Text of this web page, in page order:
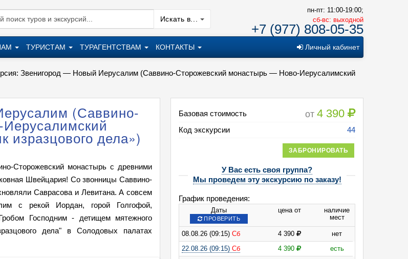
Искать в...
пн-пт: 11:00-19:00;
cб-вс: выходной
+7 (977) 808-05-35
ТУРИСТАМ ТУРАГЕНТСТВАМ КОНТАКТЫ Личный кабинет
Звенигород — Новый Иерусалим (Саввино-Сторожевский монастырь — Ново-Иерусалимский
Базовая стоимость от 4 390
Код экскурсии 44
ЗАБРОНИРОВАТЬ
У Вас есть своя группа?
Мы проведем эту экскурсию по заказу!
График проведения:
Даты
ПРОВЕРИТЬ
цена от
наличие
мест
08.08.26 (09:15)Сб 4 390
нет
22.08.26 (09:15)Сб 4 390
есть
(Саввино-
изразцового дела»)
Сторожевский монастырь с древними
Швейцария! Со звонницы Саввино-
Саврасова и Левитана. А совсем
с рекой Иордан, горой Голгофой,
Господним - детищем мятежного
дела" в Солодовых палатах